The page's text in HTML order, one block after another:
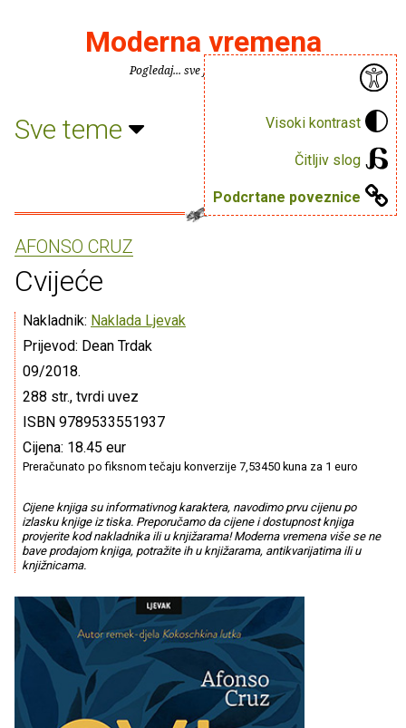
Visoki kontrast
Čitljiv slog
Podcrtane poveznice
Moderna vremena
Pogledaj... sve je puno knjiga.
Sve teme
AFONSO CRUZ
Cvijeće
Nakladnik: Naklada Ljevak
Prijevod: Dean Trdak
09/2018.
288 str., tvrdi uvez
ISBN 9789533551937
Cijena: 18.45 eur
Preračunato po fiksnom tečaju konverzije 7,53450 kuna za 1 euro
Cijene knjiga su informativnog karaktera, navodimo prvu cijenu po
izlasku knjige iz tiska. Preporučamo da cijene i dostupnost knjiga
provjerite kod nakladnika ili u knjižarama! Moderna vremena više se ne
bave prodajom knjiga, potražite ih u knjižarama, antikvarijatima ili u
knjižnicama.